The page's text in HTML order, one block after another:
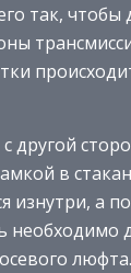
так,
другой
в
изнутри, а
необходимо